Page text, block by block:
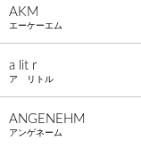
AKM
エーケーエム
a lit r
ア リトル
ANGENEHM
アンゲネーム